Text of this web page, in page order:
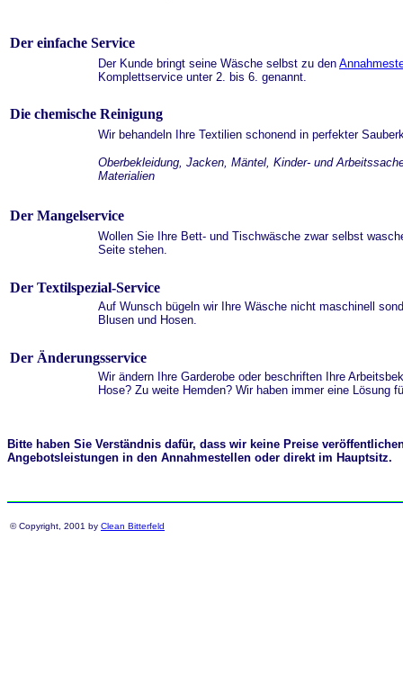
Der einfache Service
Der Kunde bringt seine Wäsche selbst zu den
Komplettservice unter 2. bis 6. genannt.
Die chemische Reinigung
Wir behandeln Ihre Textilien schonend in perfekter
Oberbekleidung, Jacken, Mäntel, Kinder- und
Materialien
Der Mangelservice
Wollen Sie Ihre Bett- und Tischwäsche zwar selbst
Seite stehen.
Der Textilspezial-Service
Auf Wunsch bügeln wir Ihre Wäsche nicht maschinell
Blusen und Hosen.
Der Änderungsservice
Wir ändern Ihre Garderobe oder beschriften Ihre
Hose? Zu weite Hemden? Wir haben immer eine Lösung
Bitte haben Sie Verständnis dafür, dass wir keine Preise
Angebotsleistungen in den Annahmestellen oder direkt im Hauptsitz.
© Copyright, 2001 by Clean Bitterfeld